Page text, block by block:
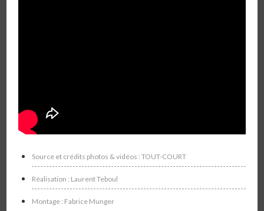
Source et crédits photos & vidéos : TOUT-COURT
Réalisation : Laurent Teboul
Montage : Fabrice Munger